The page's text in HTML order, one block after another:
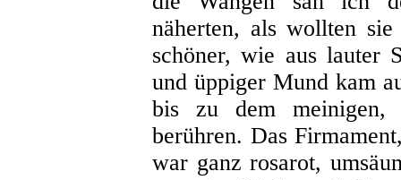
näherten, als wollten
schöner, wie aus lauter
und üppiger Mund kam
bis zu dem
berühren. Das
war ganz rosarot,